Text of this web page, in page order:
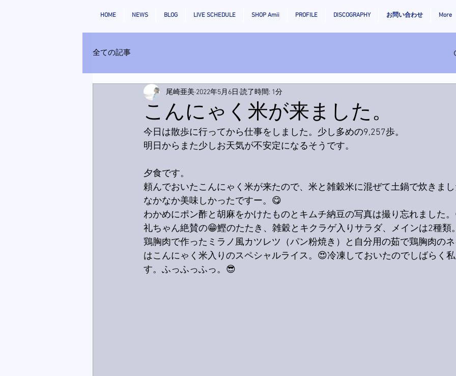
HOME NEWS BLOG LIVE SCHEDULE SHOP Amii PROFILE DISCOGRAPHY お問い合わせ More
全ての記事
こんにゃく米が来ました。
尾崎亜美 2022年5月6日 読了時間: 1分
今日は散歩に行ってから仕事をしました。少し多めの9,257歩。
明日からまた少しお天気が不安定になるそうです。
夕食です。
頼んでおいたこんにゃく米が来たので、米と雑穀米に混ぜて土鍋で炊きま
なかなか美味しかったですー。😋
わかめにポン酢と胡麻をかけたものとキムチ納豆の写真は撮り忘れました
礼ちゃん絶賛の😁鰹のたたき、雑穀とキクラゲ入りサラダ、メインは2種類
鶏胸肉で作ったミラノ風カツレツ（パン粉焼き）と自分用の茹で鶏胸肉の
はこんにゃく米入りのスペシャルライス。😍冷凍しておいたのでしばらく
す。ふっふっふっ。😎